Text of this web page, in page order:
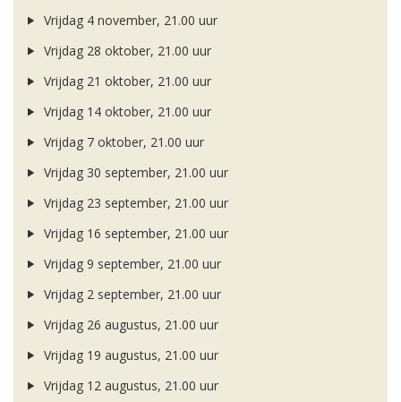
Vrijdag 4 november, 21.00 uur
Vrijdag 28 oktober, 21.00 uur
Vrijdag 21 oktober, 21.00 uur
Vrijdag 14 oktober, 21.00 uur
Vrijdag 7 oktober, 21.00 uur
Vrijdag 30 september, 21.00 uur
Vrijdag 23 september, 21.00 uur
Vrijdag 16 september, 21.00 uur
Vrijdag 9 september, 21.00 uur
Vrijdag 2 september, 21.00 uur
Vrijdag 26 augustus, 21.00 uur
Vrijdag 19 augustus, 21.00 uur
Vrijdag 12 augustus, 21.00 uur